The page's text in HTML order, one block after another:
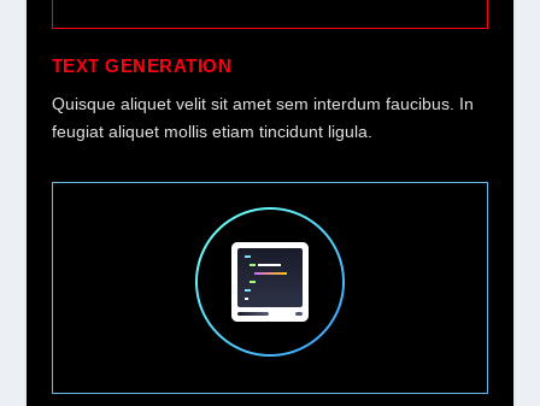
TEXT GENERATION
Quisque aliquet velit sit amet sem interdum faucibus. In
feugiat aliquet mollis etiam tincidunt ligula.